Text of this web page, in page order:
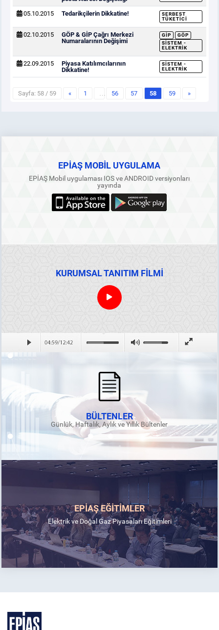
05.10.2015 Tedarikçilerin Dikkatine!
SERBEST
TÜKETICI
02.10.2015
GÖP & GİP Çağrı Merkezi
Numaralarının Değişimi
GİP
GÖP
SISTEM -
ELEKTRIK
22.09.2015
Piyasa Katılımcılarının
Dikkatine!
SISTEM -
ELEKTRIK
Sayfa: 58 / 59 « 1 … 56 57 58 59 »
EPİAŞ MOBİL UYGULAMA
EPİAŞ Mobil uygulaması IOS ve ANDROID versiyonları
yayında
KURUMSAL TANITIM FİLMİ
BÜLTENLER
Günlük, Haftalık, Aylık ve Yıllık Bültenler
EPİAŞ EĞİTİMLER
Elektrik ve Doğal Gaz Piyasaları Eğitimleri